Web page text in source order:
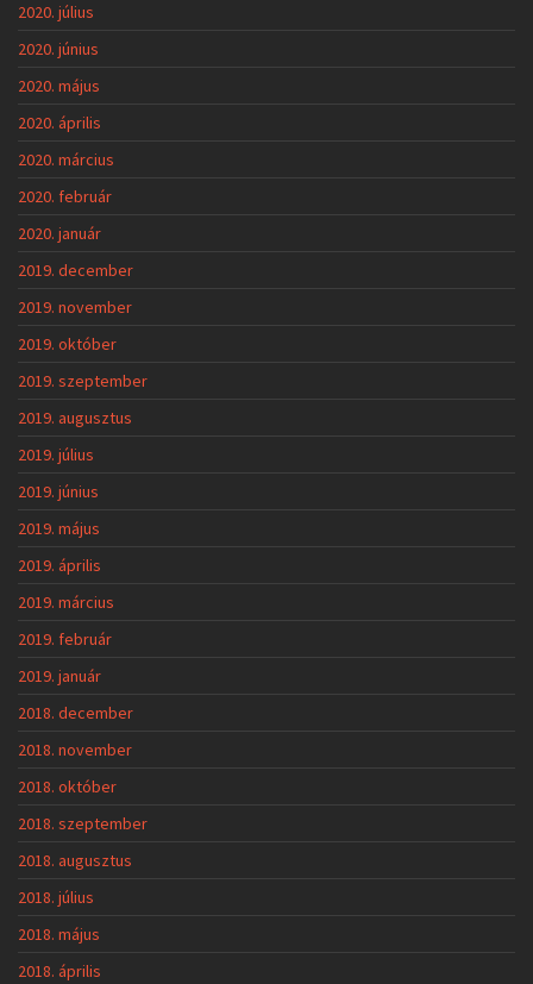
2020. július
2020. június
2020. május
2020. április
2020. március
2020. február
2020. január
2019. december
2019. november
2019. október
2019. szeptember
2019. augusztus
2019. július
2019. június
2019. május
2019. április
2019. március
2019. február
2019. január
2018. december
2018. november
2018. október
2018. szeptember
2018. augusztus
2018. július
2018. május
2018. április